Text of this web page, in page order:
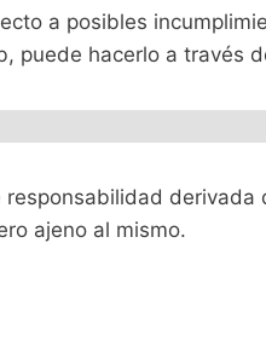
a posibles
puede hacerlo a través
responsabilidad
ajeno al mismo.